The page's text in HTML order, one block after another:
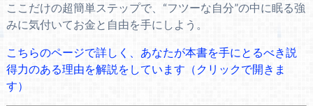
ここだけの超簡単ステップで、“フツーな自分”の中に眠る強
みに気付いてお金と自由を手にしよう。
こちらのページで詳しく、あなたが本書を手にとるべき説
得力のある理由を解説をしています（クリックで開きま
す）